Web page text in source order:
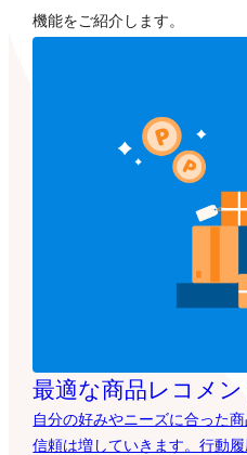
機能をご紹介します。
最適な商品レコメン
自分の好みやニーズに合った
信頼は増していきます。行動